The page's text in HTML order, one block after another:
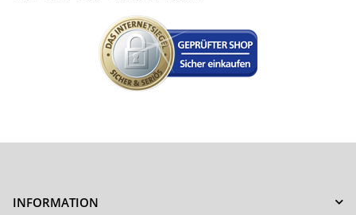
INFORMATION